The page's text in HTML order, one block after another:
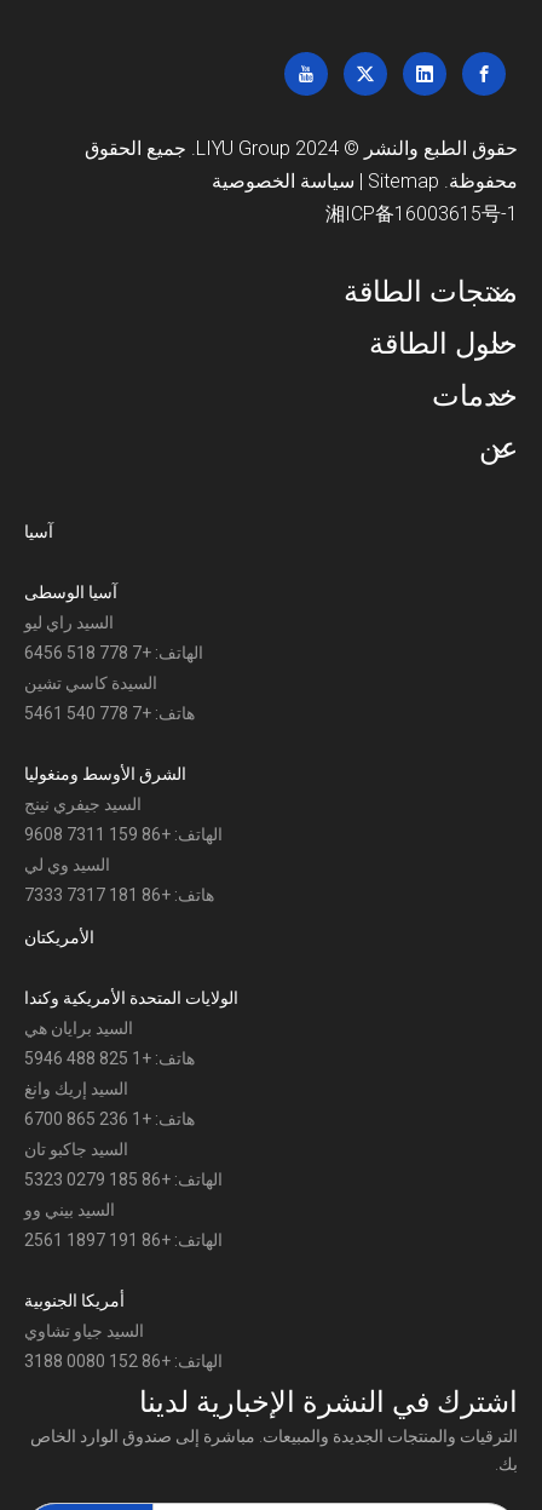
حقوق الطبع والنشر © 2024 LIYU Group. جميع الحقوق
محفوظة. Sitemap
| سياسة الخصوصية
湘ICP备16003615号-1
منتجات الطاقة
حلول الطاقة
خدمات
عن
آسيا
آسيا الوسطى
السيد راي ليو
الهاتف: +7 778 518 6456
السيدة كاسي تشين
هاتف: +7 778 540 5461
الشرق الأوسط ومنغوليا
السيد جيفري نينج
الهاتف: +86 159 7311 9608
السيد وي لي
هاتف: +86 181 7317 7333
الأمريكتان
الولايات المتحدة الأمريكية وكندا
السيد برايان هي
هاتف: +1 825 488 5946
السيد إريك وانغ
هاتف: +1 236 865 6700
السيد جاكبو تان
الهاتف: +86 185 0279 5323
السيد بيني وو
الهاتف: +86 191 1897 2561
أمريكا الجنوبية
السيد جياو تشاوي
الهاتف: +86 152 0080 3188
اشترك في النشرة الإخبارية لدينا
الترقيات والمنتجات الجديدة والمبيعات. مباشرة إلى صندوق الوارد الخاص
بك.